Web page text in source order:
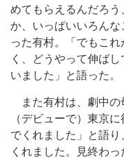
めてもらえるんだろ
か、いっぱいいろん
った有村。「でもこ
く、どうやって伸ば
いました」と語った。
また有村は、劇中の
（デビューで）東京
でくれました」と語
くれました。見終わ